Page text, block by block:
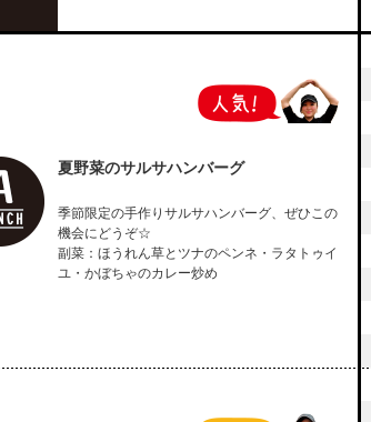
夏野菜のサルサハンバーグ
季節限定の手作りサルサハンバーグ、ぜひこの
機会にどうぞ☆
副菜：ほうれん草とツナのペンネ・ラタトゥイ
ユ・かぼちゃのカレー炒め